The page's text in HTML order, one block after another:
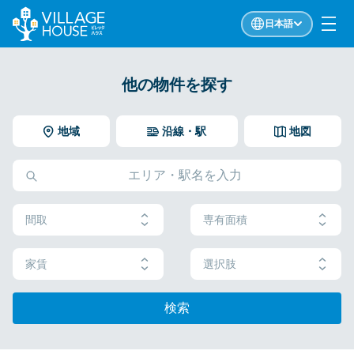
日本語
他の物件を探す
地域 地図
沿線・駅
間取 専有面積
家賃 選択肢
検索